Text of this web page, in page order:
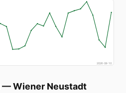
2026-08-10
—Wiener Neustadt